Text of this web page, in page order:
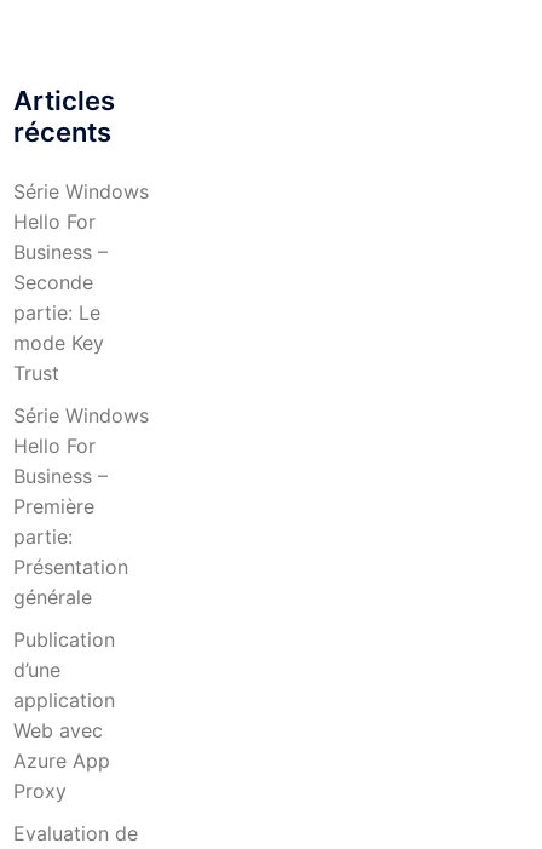
Articles
récents
Série Windows
Hello For
Business –
Seconde
partie: Le
mode Key
Trust
Série Windows
Hello For
Business –
Première
partie:
Présentation
générale
Publication
d’une
application
Web avec
Azure App
Proxy
Evaluation de